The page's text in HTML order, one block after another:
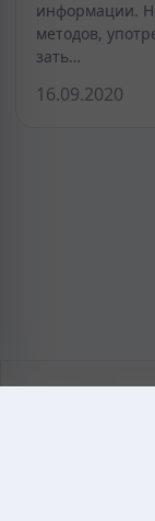
информации.
методов,
зать…
16.09.2020